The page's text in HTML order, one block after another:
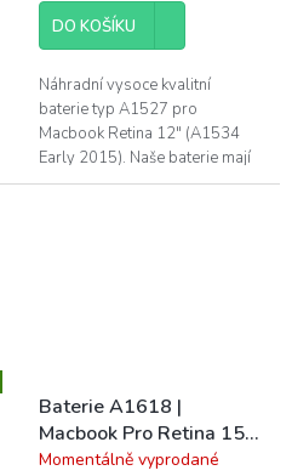
DO KOŠÍKU
Náhradní vysoce kvalitní
baterie typ A1527 pro
Macbook Retina 12" (A1534
Early 2015). Naše baterie mají
CE, FC a RoHS certifikace.
Baterie A1618 |
Macbook Pro Retina 15"
(A1398 / Mid 2015)
Průměrné
Momentálně vyprodané